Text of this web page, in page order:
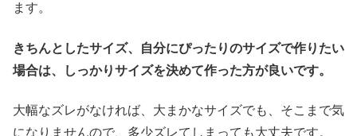
ます。
きちんとしたサイズ、自分にぴったりのサイズで作りたい
場合は、しっかりサイズを決めて作った方が良いです。
大幅なズレがなければ、大まかなサイズでも、そこまで気
になりませんので、多少ズレてしまっても大丈夫です。